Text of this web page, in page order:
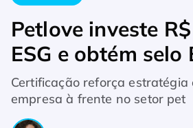
Petlove investe
ESG e obtém selo
Certificação reforça estratégia
empresa à frente no setor pet